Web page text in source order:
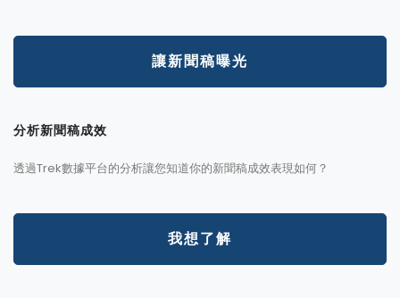
讓新聞稿曝光
分析新聞稿成效
透過Trek數據平台的分析讓您知道你的新聞稿成效表現如何？
我想了解